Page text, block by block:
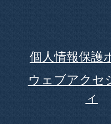
個人情報保護
ウェブアクセ
ィ